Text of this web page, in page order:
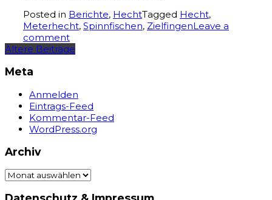
Posted in Berichte, HechtTagged Hecht,
Meterhecht, Spinnfischen, ZielfingenLeave a
comment
Beitragsnavigation
Ältere Beiträge
Meta
Anmelden
Eintrags-Feed
Kommentar-Feed
WordPress.org
Archiv
Archiv